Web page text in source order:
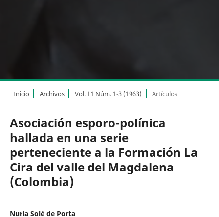
Inicio Archivos Vol. 11 Núm. 1-3 (1963) Artículos
Asociación esporo-polínica
hallada en una serie
perteneciente a la Formación La
Cira del valle del Magdalena
(Colombia)
Nuria Solé de Porta